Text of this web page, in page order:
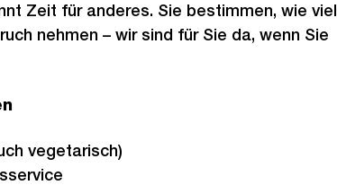
Zeit für anderes. Sie bestimmen, wie viel
nehmen – wir sind für Sie da, wenn Sie
vegetarisch)